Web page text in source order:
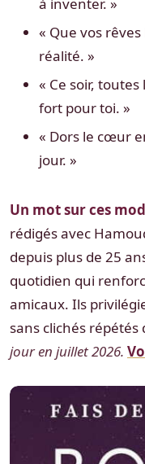
« Que vos
réalité. »
« Ce soir,
fort pour toi. »
« Dors le cœur
jour. »
Un mot sur ces
rédigés avec
depuis plus de 25
quotidien qui
amicaux. Ils
sans clichés répétés
jour en juillet 2026.